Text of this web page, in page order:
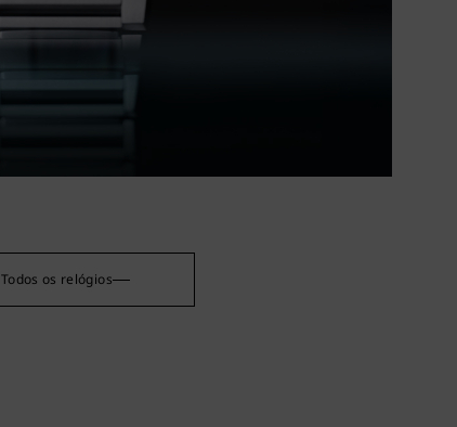
Todos os relógios